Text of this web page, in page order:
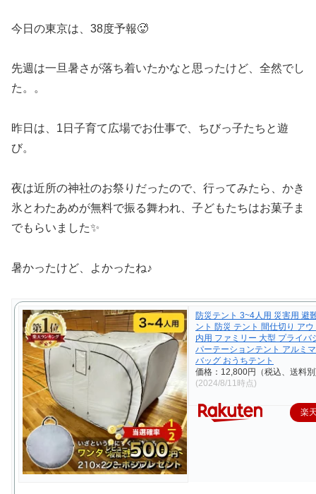
今日の東京は、38度予報🥵
先週は一旦暑さが落ち着いたかなと思ったけど、全然でし
た。。
昨日は、1日子育て広場でお仕事で、ちびっ子たちと遊
び。
夜は近所の神社のお祭りだったので、行ってみたら、かき
氷とわたあめが無料で振る舞われ、子どもたちはお菓子ま
でもらいました✨
暑かったけど、よかったね♪
防災テント 3~4人用 災害用 避
ント 防災 テント 間仕切り ア
内用 ファミリー 大型 プライバ
パーテーションテント アルミ
バッグ おうちテント
価格：12,800円（税込、送料
(2024/8/11時点)
楽